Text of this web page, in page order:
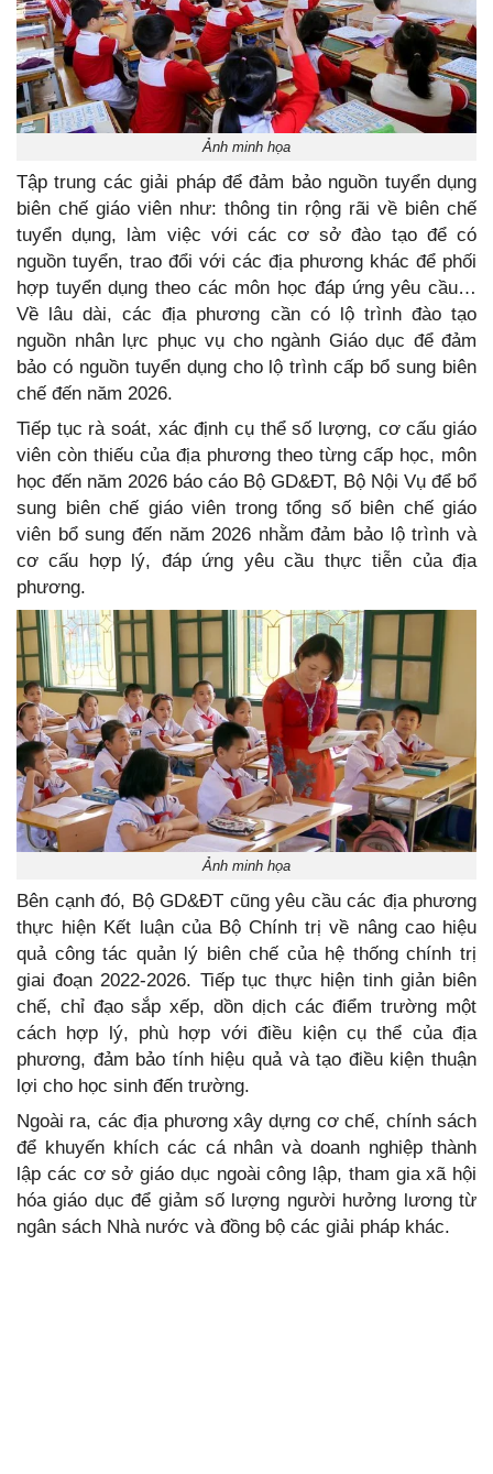
Ảnh minh họa
Tập trung các giải pháp để đảm bảo nguồn tuyển dụng
biên chế giáo viên như: thông tin rộng rãi về biên chế
tuyển dụng, làm việc với các cơ sở đào tạo để có
nguồn tuyển, trao đổi với các địa phương khác để phối
hợp tuyển dụng theo các môn học đáp ứng yêu cầu…
Về lâu dài, các địa phương cần có lộ trình đào tạo
nguồn nhân lực phục vụ cho ngành Giáo dục để đảm
bảo có nguồn tuyển dụng cho lộ trình cấp bổ sung biên
chế đến năm 2026.
Tiếp tục rà soát, xác định cụ thể số lượng, cơ cấu giáo
viên còn thiếu của địa phương theo từng cấp học, môn
học đến năm 2026 báo cáo Bộ GD&ĐT, Bộ Nội Vụ để bổ
sung biên chế giáo viên trong tổng số biên chế giáo
viên bổ sung đến năm 2026 nhằm đảm bảo lộ trình và
cơ cấu hợp lý, đáp ứng yêu cầu thực tiễn của địa
phương.
Ảnh minh họa
Bên cạnh đó, Bộ GD&ĐT cũng yêu cầu các địa phương
thực hiện Kết luận của Bộ Chính trị về nâng cao hiệu
quả công tác quản lý biên chế của hệ thống chính trị
giai đoạn 2022-2026. Tiếp tục thực hiện tinh giản biên
chế, chỉ đạo sắp xếp, dồn dịch các điểm trường một
cách hợp lý, phù hợp với điều kiện cụ thể của địa
phương, đảm bảo tính hiệu quả và tạo điều kiện thuận
lợi cho học sinh đến trường.
Ngoài ra, các địa phương xây dựng cơ chế, chính sách
để khuyến khích các cá nhân và doanh nghiệp thành
lập các cơ sở giáo dục ngoài công lập, tham gia xã hội
hóa giáo dục để giảm số lượng người hưởng lương từ
ngân sách Nhà nước và đồng bộ các giải pháp khác.